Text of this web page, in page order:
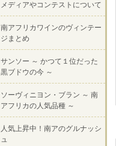
メディアやコンテストについて
南アフリカワインのヴィンテー
ジまとめ
サンソー ～ かつて１位だった
黒ブドウの今 ～
ソーヴィニヨン・ブラン ～ 南
アフリカの人気品種 ～
人気上昇中！南アのグルナッシ
ュ